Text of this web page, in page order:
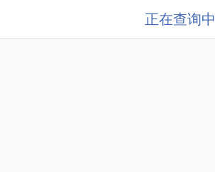
正在查询中